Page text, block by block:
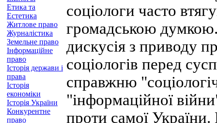
Етика та
Естетика
Житлове право
Журналістика
Земельне право
Інформаційне
право
Історія держави і
права
Історія
економіки
Історія України
Конкурентне
право
соціологи часто
громадською думкою.
дискусія з приводу
соціологів перед
справжню
"інформаційної
проти самої